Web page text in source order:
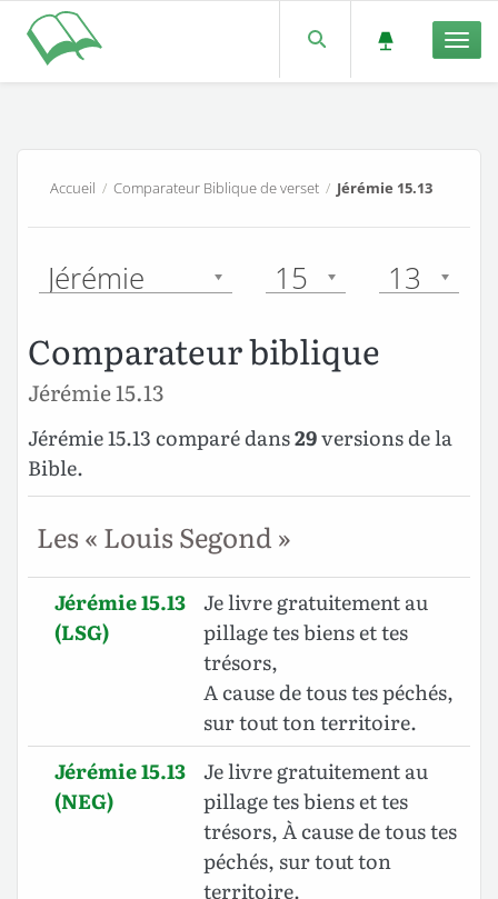
Accueil /Comparateur Biblique de verset / Jérémie 15.13
Jérémie 15 13
Comparateur biblique
Jérémie 15.13
Jérémie 15.13 comparé dans29versions de la
Bible.
Les « Louis Segond »
Jérémie 15.13
(LSG)
Je livre gratuitement au
pillage tes biens et tes
trésors,
A cause de tous tes péchés,
sur tout ton territoire.
Jérémie 15.13
(NEG)
Je livre gratuitement au
pillage tes biens et tes
trésors, À cause de tous tes
péchés, sur tout ton
territoire.